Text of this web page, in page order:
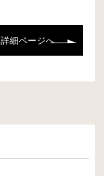
詳細ページへ